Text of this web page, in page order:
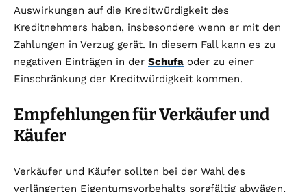
Auswirkungen auf die Kreditwürdigkeit des
Kreditnehmers haben, insbesondere wenn er mit den
Zahlungen in Verzug gerät. In diesem Fall kann es zu
negativen Einträgen in der Schufa oder zu einer
Einschränkung der Kreditwürdigkeit kommen.
Empfehlungen für Verkäufer und
Käufer
Verkäufer und Käufer sollten bei der Wahl des
verlängerten Eigentumsvorbehalts sorgfältig abwägen,